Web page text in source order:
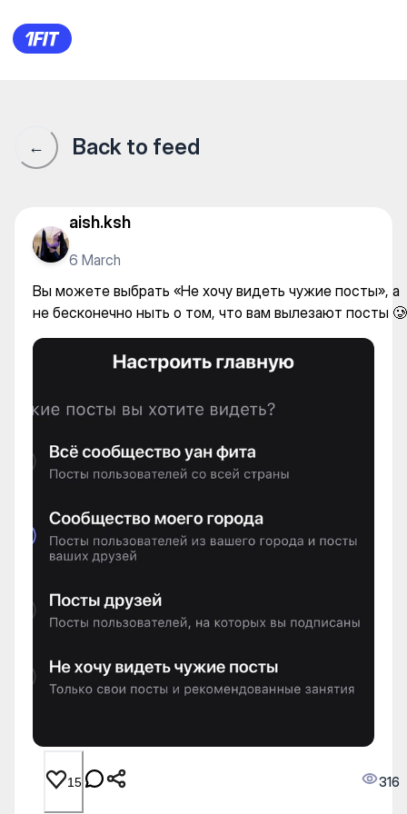
Вы можете выбрать «Не
← Back to feed
aish.ksh
6 March
Вы можете выбрать «Не хочу видеть чужие посты», а
не бесконечно ныть о том, что вам вылезают посты 🥲
15 316